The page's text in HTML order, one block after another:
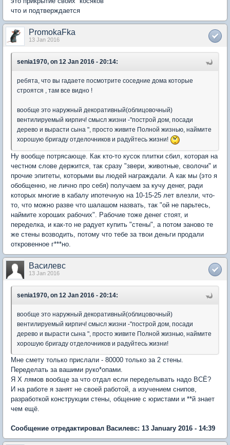
что и подтверждается
PromokaFka
13 Jan 2016
senia1970, on 12 Jan 2016 - 20:14:
ребята, что вы гадаете посмотрите соседние дома которые
строятся , там все видно !
вообще это наружный декоративный(облицовочный)
вентилируемый кирпич! смысл жизни -"построй дом, посади
дерево и вырасти сына ", просто живите Полной жизнью, наймите
хорошую бригаду отделочников и радуйтесь жизни!
Ну вообще потрясающе. Как кто-то кусок плитки сбил, которая на
честном слове держится, так сразу "звери, животные, сволочи" и
прочие эпитеты, которыми вы людей награждали. А как мы (это я
обобщенно, не лично про себя) получаем за кучу денег, ради
которых многие в кабалу ипотечную на 10-15-25 лет влезли, что-
то, что можно разве что шалашом назвать, так "ой не парьтесь,
наймите хороших рабочих". Рабочие тоже денег стоят, и
переделка, и как-то не радует купить "стены", а потом заново те
же стены возводить, потому что тебе за твои деньги продали
откровенное г***но.
Василевс
13 Jan 2016
senia1970, on 12 Jan 2016 - 20:14:
вообще это наружный декоративный(облицовочный)
вентилируемый кирпич! смысл жизни -"построй дом, посади
дерево и вырасти сына ", просто живите Полной жизнью, наймите
хорошую бригаду отделочников и радуйтесь жизни!
Мне смету только прислали - 80000 только за 2 стены.
Переделать за вашими руко*опами.
Я Х лямов вообще за что отдал если переделывать надо ВСЁ?
И на работе я занят не своей работой, а изучением снипов,
разработкой конструкции стены, общение с юристами и **й знает
чем ещё.
Сообщение отредактировал Василевс: 13 January 2016 - 14:39